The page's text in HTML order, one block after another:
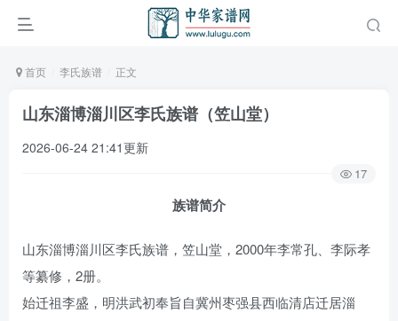
首页 李氏族谱 正文
山东淄博淄川区李氏族谱（笠山堂）
2026-06-24 21:41更新
17
族谱简介
山东淄博淄川区李氏族谱，笠山堂，2000年李常孔、李际孝
等纂修，2册。
始迁祖李盛，明洪武初奉旨自冀州枣强县西临清店迁居淄